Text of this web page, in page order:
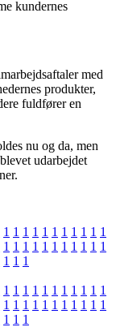
kundernes
med
produkter,
fuldfører en
nu og da, men
udarbejdet
1 1 1 1 1 1 1 1 1 1 1
1 1 1 1 1 1 1 1 1 1 1
1 1 1
1 1 1 1 1 1 1 1 1 1 1
1 1 1 1 1 1 1 1 1 1 1
1 1 1